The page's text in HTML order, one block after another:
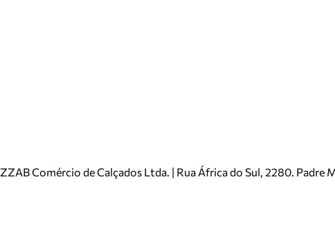
ZZAB Comércio de Calçados Ltda. | Rua África do Sul, 2280.